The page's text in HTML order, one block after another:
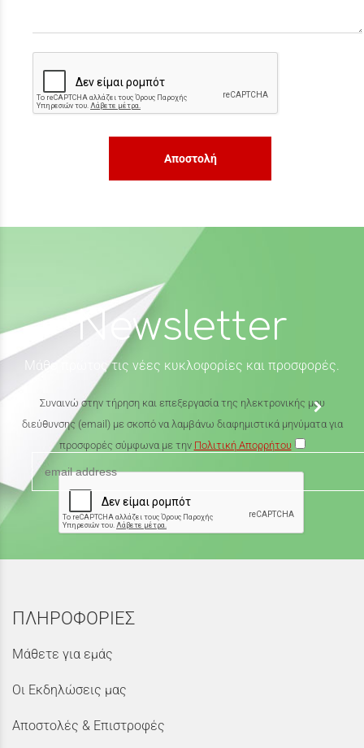
Αποστολή
Newsletter
Μάθε πρώτος τις νέες κυκλοφορίες και προσφορές.
Συναινώ στην τήρηση και επεξεργασία της ηλεκτρονικής μου
διεύθυνσης (email) με σκοπό να λαμβάνω διαφημιστικά μηνύματα για
προσφορές σύμφωνα με την Πολιτική Απορρήτου
ΠΛΗΡΟΦΟΡΙΕΣ
Μάθετε για εμάς
Οι Εκδηλώσεις μας
Αποστολές & Επιστροφές